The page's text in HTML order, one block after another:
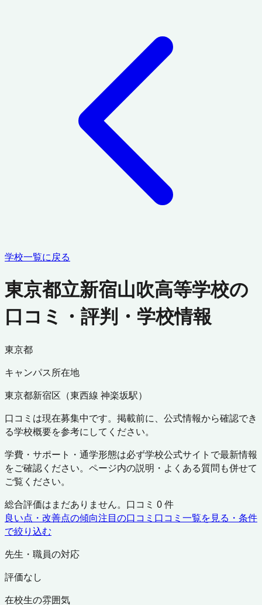
学校一覧に戻る
東京都立新宿山吹高等学校の
口コミ・評判・学校情報
東京都
キャンパス所在地
東京都新宿区 （東西線 神楽坂駅）
口コミは現在募集中です。掲載前に、公式情報から確認でき
る学校概要を参考にしてください。
学費・サポート・通学形態は必ず学校公式サイトで最新情報
をご確認ください。ページ内の説明・よくある質問も併せて
ご覧ください。
総合評価はまだありません。口コミ 0件
良い点・改善点の傾向注目の口コミ 口コミ一覧を見る・条件
で絞り込む
先生・職員の対応
評価なし
在校生の雰囲気